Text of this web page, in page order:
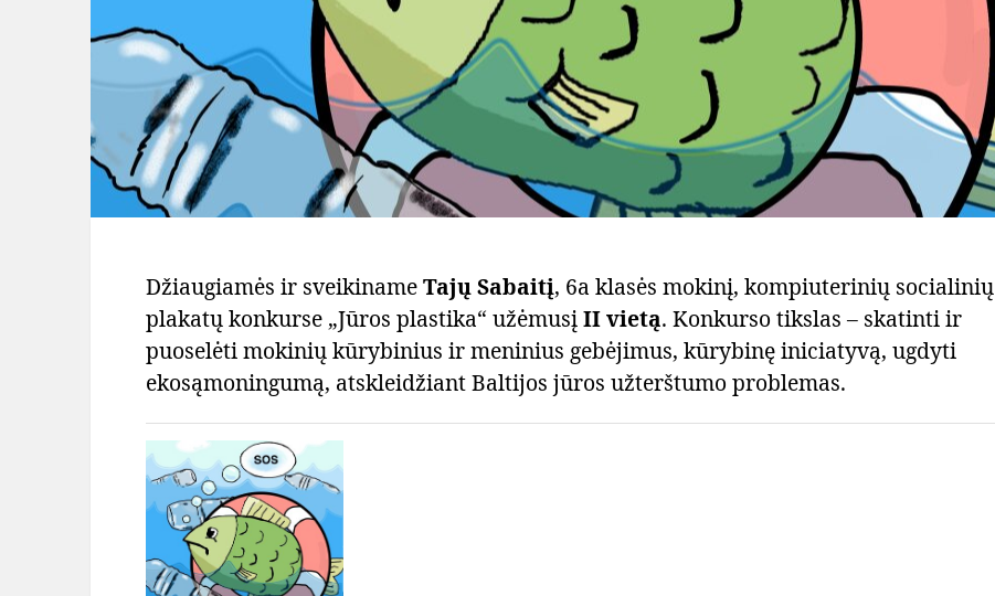
Džiaugiamės ir sveikinameTajų Sabaitį, 6a klasės mokinį, kompiuterinių socialinių
plakatų konkurse „Jūros plastika“ užėmusįII vietą. Konkurso tikslas – skatinti ir
puoselėti mokinių kūrybinius ir meninius gebėjimus, kūrybinę iniciatyvą, ugdyti
ekosąmoningumą, atskleidžiant Baltijos jūros užterštumo problemas.